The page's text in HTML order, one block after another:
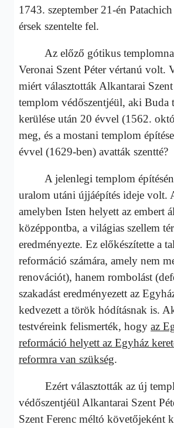
1743. szeptember 21-én
érsek szentelte fel.
Az előző gótikus
Veronai Szent Péter vértanú volt.
miért választották Alkantarai Szent
templom védőszentjéül, aki Buda
kerülése után 20 évvel (1562.
meg, és a mostani templom
évvel (1629-ben) avatták szentté?
A jelenlegi templom
uralom utáni újjáépítés ideje volt.
amelyben Isten helyett az embert
középpontba, a világias szellem
eredményezte. Ez előkészítette a
reformáció számára, amely nem
renovációt), hanem rombolást
szakadást eredményezett az
kedvezett a török hódításnak is.
testvéreink felismerték, hogyaz
reformáció helyett az Egyház
reformra van szükség.
Ezért választották az új
védőszentjéül Alkantarai Szent
Szent Ferenc méltó követőjeként